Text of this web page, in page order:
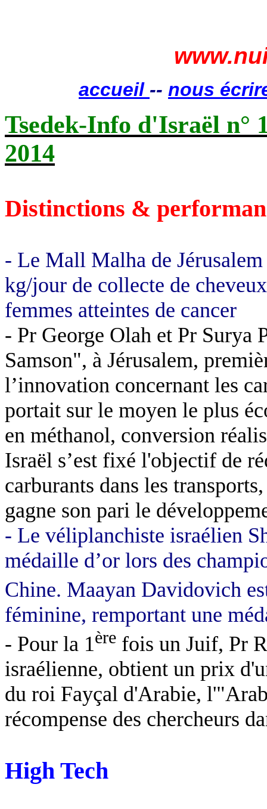
accueil -- nous
Tsedek-Info d'Israël n°
2014
Distinctions &
- Le Mall Malha de
kg/jour de collecte de
femmes atteintes de cancer
- Pr George Olah et Pr Surya
Samson", à Jérusalem,
l’innovation concernant les
portait sur le moyen le plus
en méthanol, conversion
Israël s’est fixé l'objectif de
carburants dans les
gagne son pari le
- Le véliplanchiste israélien
médaille d’or lors des
Chine. Maayan Davidovich
féminine, remportant une
- Pour la 1ère fois un Juif, Pr
israélienne, obtient un prix
du roi Fayçal d'Arabie,
récompense des chercheurs
High Tech